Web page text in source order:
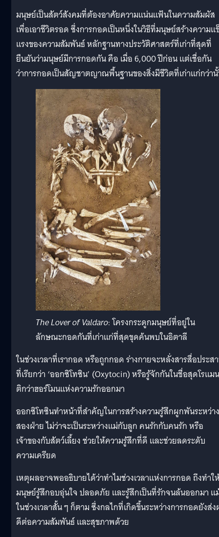
มนุษย์เป็นสัตว์สังคมที่ต้องอาศัยความแน่นแฟ้นในความสัมผัส
เพื่อเอาชีวิตรอด ซึ่งการกอดเป็นหนึ่งในวิธีที่มนุษย์สร้างความแ
แรงของความสัมพันธ์ หลักฐานทางประวัติศาสตร์ที่เก่าที่สุดที่
ยืนยันว่ามนุษย์มีการกอดกัน คือ เมื่อ 6,000 ปีก่อน แต่เชื่อกัน
ว่าการกอดเป็นสัญชาตญาณพื้นฐานของสิ่งมีชีวิตที่เก่าแก่กว่า
The Lover of Valdaro: โครงกระดูกมนุษย์ที่อยู่ใน
ลักษณะกอดกันที่เก่าแก่ที่สุดขุดค้นพบในอิตาลี
ในช่วงเวลาที่เรากอด หรือถูกกอด ร่างกายจะหลั่งสารสื่อประส
ที่เรียกว่า ‘ออกซิโทซิน’ (Oxytocin) หรือรู้จักกันในชื่อสุดโรแมน
ติกว่าฮอร์โมนแห่งความรักออกมา
ออกซิโทซินทำหน้าที่สำคัญในการสร้างความรู้สึกผูกพันระหว่าง
สองฝ่าย ไม่ว่าจะเป็นระหว่างแม่กับลูก คนรักกับคนรัก หรือ
เจ้าของกับสัตว์เลี้ยง ช่วยให้ความรู้สึกที่ดี และช่วยลดระดับ
ความเครียด
เหตุผลอาจพออธิบายได้ว่าทำไมช่วงเวลาแห่งการกอด ถึงทำใ
มนุษย์รู้สึกอบอุ่นใจ ปลอดภัย และรู้สึกเป็นที่รักจนล้นออกมา แ
ในช่วงเวลาสั้น ๆ ก็ตาม ซึ่งกลไกที่เกิดขึ้นระหว่างการกอดยังส่
ดีต่อความสัมพันธ์ และสุขภาพด้วย